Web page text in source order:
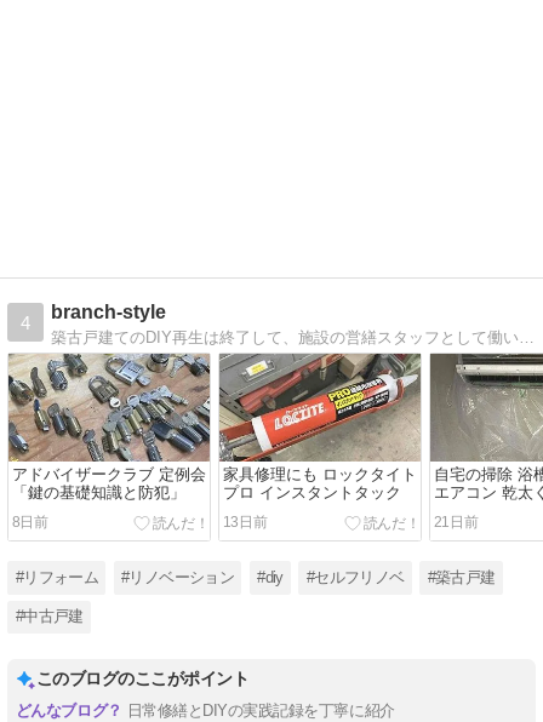
4
branch-style
アドバイザークラブ 定例会
「鍵の基礎知識と防犯」
8日前
家具修理にも ロックタイト
プロ インスタントタック
13日前
自宅の掃除 浴
エアコン 乾太
21日前
#リフォーム #リノベーション #diy #セルフリノベ #築古戸建
#中古戸建
このブログのここがポイント
日常修繕とDIYの実践記録を丁寧に紹介